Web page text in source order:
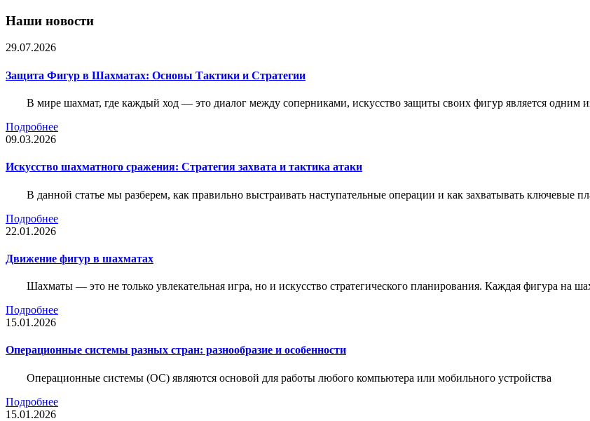
Наши новости
29.07.2026
Защита Фигур в Шахматах: Основы Тактики и Стратегии
В мире шахмат, где каждый ход — это диалог между соперниками, искусство защиты своих фигур является одним
Подробнее
09.03.2026
Искусство шахматного сражения: Стратегия захвата и тактика атаки
В данной статье мы разберем, как правильно выстраивать наступательные операции и как захватывать ключевые
Подробнее
22.01.2026
Движение фигур в шахматах
Шахматы — это не только увлекательная игра, но и искусство стратегического планирования. Каждая фигура на
Подробнее
15.01.2026
Операционные системы разных стран: разнообразие и особенности
Операционные системы (ОС) являются основой для работы любого компьютера или мобильного устройства
Подробнее
15.01.2026